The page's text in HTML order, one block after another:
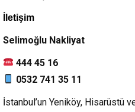
İletişim
Selimoğlu Nakliyat
444 45 16
0532 741 35 11
İstanbul’un Yeniköy, Hisarüstü